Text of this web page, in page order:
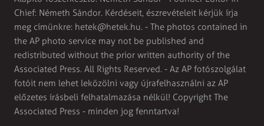
Chief: Németh Sándor. Kérdéseit, észrevételeit kérjük írja
meg címünkre: hetek@hetek.hu. - The photos contained in
the AP photo service may not be published and
redistributed without the prior written authority of the
Associated Press. All Rights Reserved. - Az AP fotószolgálat
fotóit nem lehet leközölni vagy újrafelhasználni az AP
előzetes írásbeli felhatalmazása nélkül! Copyright The
Associated Press - minden jog fenntartva!